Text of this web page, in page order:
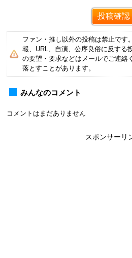
ファン・推し以外の投稿は禁止です
報、URL、自演、公序良俗に反する
の要望・要求などはメールでご連絡
落とすことがあります。
みんなのコメント
コメントはまだありません
スポンサーリ